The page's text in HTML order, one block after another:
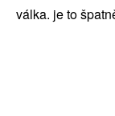
válka. je to